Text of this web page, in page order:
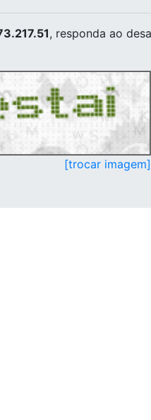
, responda ao
[trocar imagem]